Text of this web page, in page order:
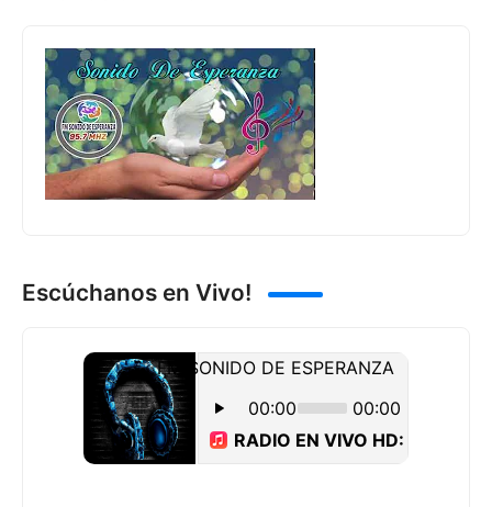
Escúchanos en Vivo!